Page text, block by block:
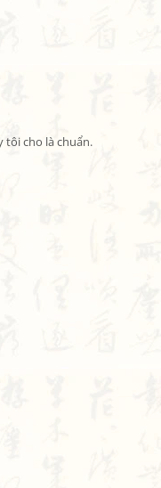
tôi cho là chuẩn.